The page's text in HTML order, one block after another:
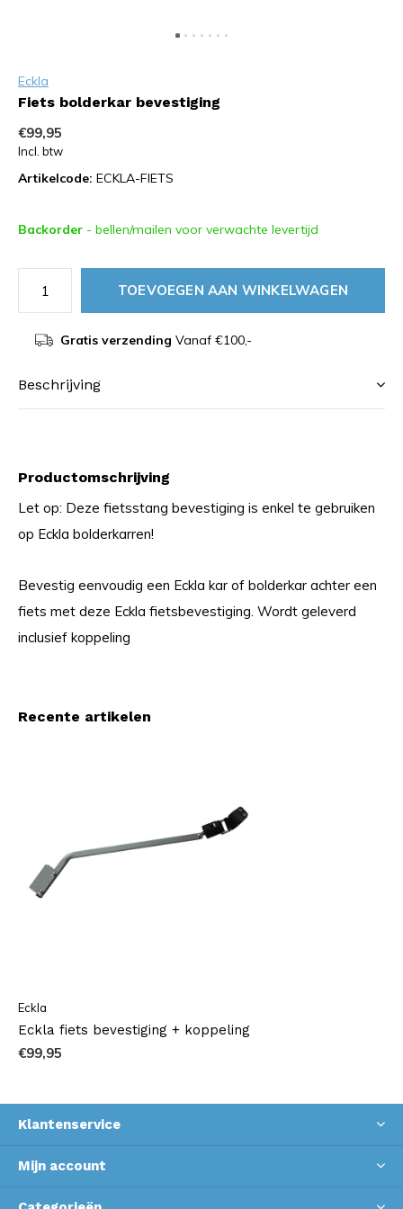
Eckla
Fiets bolderkar bevestiging
€99,95
Incl. btw
Artikelcode: ECKLA-FIETS
Backorder - bellen/mailen voor verwachte levertijd
TOEVOEGEN AAN WINKELWAGEN
Gratis verzending Vanaf €100,-
Beschrijving
Productomschrijving
Let op: Deze fietsstang bevestiging is enkel te gebruiken
op Eckla bolderkarren!
Bevestig eenvoudig een Eckla kar of bolderkar achter een
fiets met deze Eckla fietsbevestiging. Wordt geleverd
inclusief koppeling
Recente artikelen
Eckla
Eckla fiets bevestiging + koppeling
€99,95
Klantenservice
Mijn account